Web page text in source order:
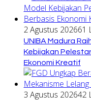
2 Agustus 202661
UNIBA Madura
Kebijakan
Ekonomi Kreatif
3 Agustus 202642